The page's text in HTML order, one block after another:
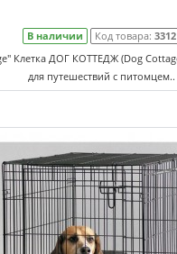
В наличии Код товара: 3312
Клетка ДОГ КОТТЕДЖ (Dog
для путешествий с питомцем..